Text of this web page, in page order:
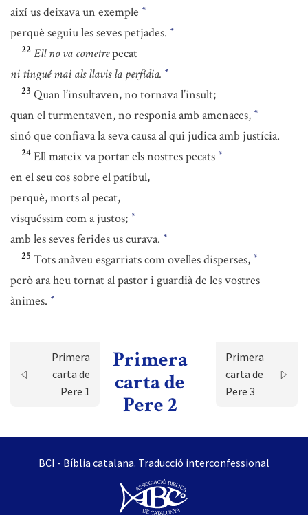
així us deixava un exemple *
perquè seguiu les seves petjades. *
22 Ell no va cometrepecat
ni tingué mai als llavis la perfídia. *
23 Quan l’insultaven, no tornava l’insult;
quan el turmentaven, no responia amb amenaces, *
sinó que confiava la seva causa al qui judica amb justícia.
24 Ell mateix va portar els nostres pecats *
en el seu cos sobre el patíbul,
perquè, morts al pecat,
visquéssim com a justos; *
amb les seves ferides us curava. *
25 Tots anàveu esgarriats com ovelles disperses, *
però ara heu tornat al pastor i guardià de les vostres
ànimes. *
Primera
carta de
Pere 1
Primera
carta de
Pere 2
Primera
carta de
Pere 3
BCI - Bíblia catalana. Traducció interconfessional